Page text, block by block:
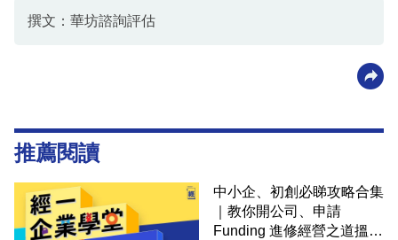
撰文：華坊諮詢評估
推薦閱讀
中小企、初創必睇攻略合集
｜教你開公司、申請
Funding 進修經營之道搵大